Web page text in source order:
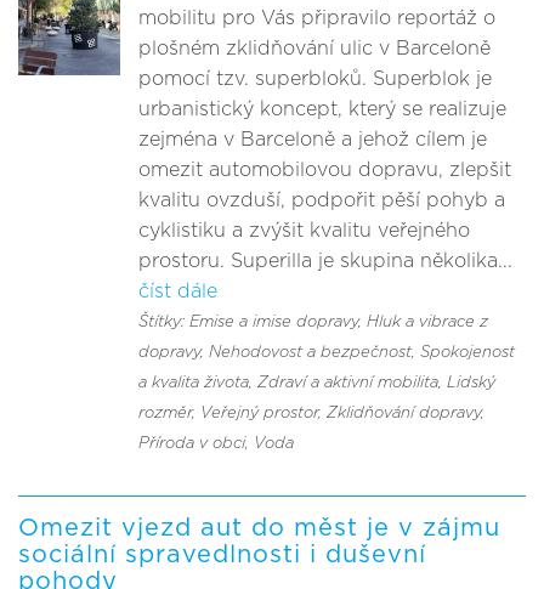
mobilitu pro Vás připravilo reportáž o
plošném zklidňování ulic v Barceloně
pomocí tzv. superbloků. Superblok je
urbanistický koncept, který se realizuje
zejména v Barceloně a jehož cílem je
omezit automobilovou dopravu, zlepšit
kvalitu ovzduší, podpořit pěší pohyb a
cyklistiku a zvýšit kvalitu veřejného
prostoru. Superilla je skupina několika...
číst dále
Štítky: Emise a imise dopravy, Hluk a vibrace z
dopravy, Nehodovost a bezpečnost, Spokojenost
a kvalita života, Zdraví a aktivní mobilita, Lidský
rozměr, Veřejný prostor, Zklidňování dopravy,
Příroda v obci, Voda
Omezit vjezd aut do měst je v zájmu
sociální spravedlnosti i duševní
pohody